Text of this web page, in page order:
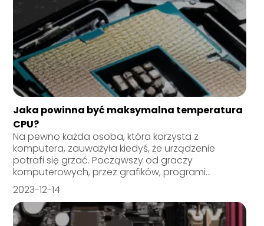
Jaka powinna być maksymalna temperatura
CPU?
Na pewno każda osoba, która korzysta z
komputera, zauważyła kiedyś, że urządzenie
potrafi się grzać. Począwszy od graczy
komputerowych, przez grafików, programi...
2023-12-14